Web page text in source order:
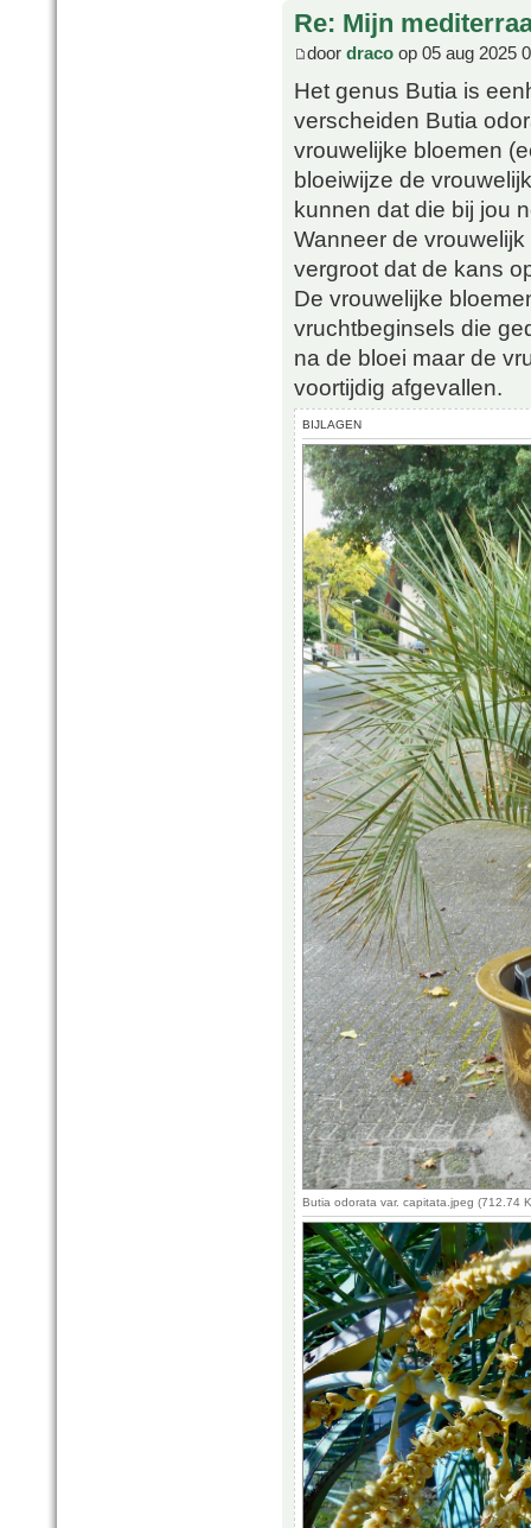
Re: Mijn
door draco op 05 aug 2025
Het genus Butia is
verscheiden Butia
vrouwelijke bloemen
bloeiwijze de
kunnen dat die bij jou
Wanneer de
vergroot dat de kans
De vrouwelijke
vruchtbeginsels die
na de bloei maar de
voortijdig afgevallen.
BIJLAGEN
Butia odorata var. capitata.jpeg (712.74